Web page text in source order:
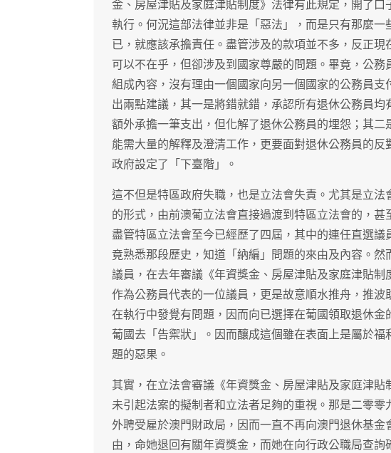
金、房屋津貼及家庭津貼制度》法律有此規定，開了
執行。何況這部法律並非是「惡法」，而是只有那麼
已，就應該承擔責任。盡管涉及的款項並不多，反正現
可以不在乎，但卻涉及到國家尊嚴的問題。畢竟，公
組成內容，沒有理由一個國家向另一個國家的公務員
出兩點建議，其一是將錯就錯，承認所有退休公務員
額外承擔一筆支出，但化解了退休公務員的埋怨；其
能需大量的解釋及澄清工作，更要面對退休公務員的
政府設定了「下臺階」。
這不但是特區政府失職，也是立法會失責。尤其是立法
的形式，由前澳葡立法會直接過渡到特區立法會的，甚
盡管特區立法會至今已經歷了四屆，其中的連任直選
竟熟悉那段歷史，知道「納編」問題的來由及內容。然
議員，在去年審議《年資獎金、房屋津貼及家庭津貼
作為公務員代表的一位議員，更是故意順水推舟，推
在執行中發覺有問題，因而向已選擇在葡國領取退休金
葡國去「告禦狀」。因而釀成這個雖在表面上是屬於
題的惡果。
其實，在立法會審議《年資獎金、房屋津貼及家庭津
未引起法案的擬制者和立法者足夠的重視。那是二零
外聘受雇於澳門財政局，因而一直不再向澳門退休基
由，命她退回有關年資獎金，而她在向行政公職局查